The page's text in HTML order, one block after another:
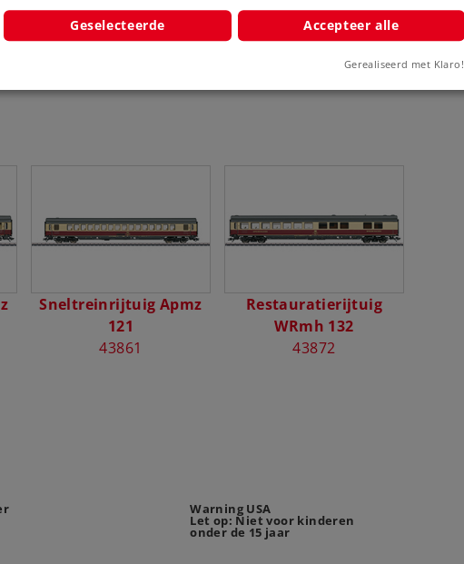
Sneltreinrijtuig Apmz
121
43861
Restauratierijtuig
WRmh 132
43872
Warning USA
Let op: Niet voor kinderen
onder de 15 jaar
Geselecteerde Accepteer alle
Gerealiseerd met Klaro!